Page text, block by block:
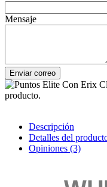
Mensaje
Enviar correo
Con Erix
producto.
Descripción
Detalles del
Opiniones (3)